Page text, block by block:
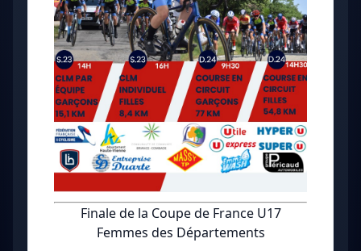
Finale de la Coupe de France U17
Femmes des Départements